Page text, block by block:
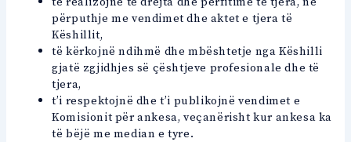
përputhje me vendimet dhe aktet e tjera të
Këshillit,
të kërkojnë ndihmë dhe mbështetje nga Këshilli
gjatë zgjidhjes së çështjeve profesionale dhe të
tjera,
t’i respektojnë dhe t’i publikojnë vendimet e
Komisionit për ankesa, veçanërisht kur ankesa ka
të bëjë me median e tyre.